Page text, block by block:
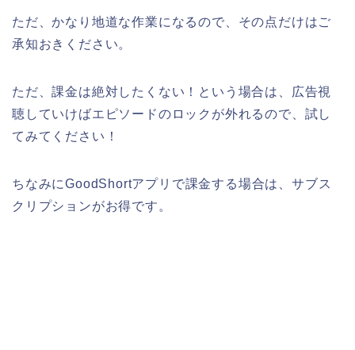
ただ、かなり地道な作業になるので、その点だけはご
承知おきください。
ただ、課金は絶対したくない！という場合は、広告視
聴していけばエピソードのロックが外れるので、試し
てみてください！
ちなみにGoodShortアプリで課金する場合は、サブス
クリプションがお得です。